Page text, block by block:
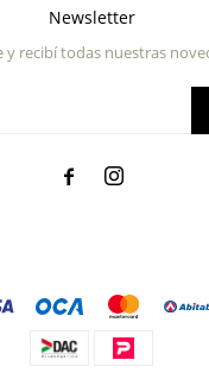
Newsletter
y recibí todas nuestras
 